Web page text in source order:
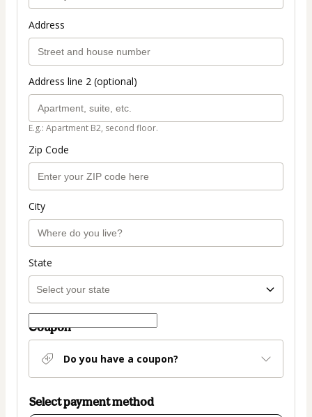
Address
Address line 2 (optional)
E.g.: Apartment B2, second floor.
Zip Code
City
State
Coupon
Do you have a coupon?
Select payment method